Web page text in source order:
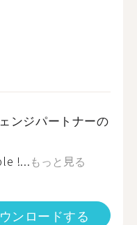
ンジパートナーの
!...もっと見る
ンロードする